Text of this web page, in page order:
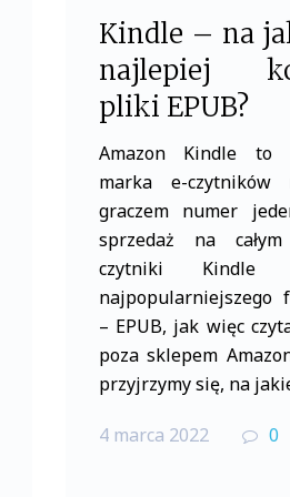
Kindle – na
najlepiej
pliki EPUB?
Amazon Kindle to
marka e-czytników
graczem numer
sprzedaż na
czytniki Kindle
najpopularniejszego
– EPUB, jak więc
poza sklepem
przyjrzymy się, na
4 marca 2022 0